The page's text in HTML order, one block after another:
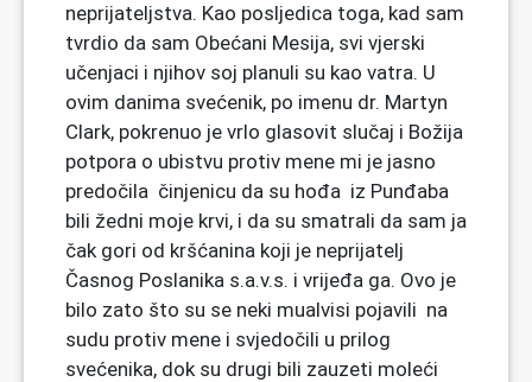
neprijateljstva. Kao posljedica toga, kad sam
tvrdio da sam Obećani Mesija, svi vjerski
učenjaci i njihov soj planuli su kao vatra. U
ovim danima svećenik, po imenu dr. Martyn
Clark, pokrenuo je vrlo glasovit slučaj i Božija
potpora o ubistvu protiv mene mi je jasno
predočila činjenicu da su hođa iz Punđaba
bili žedni moje krvi, i da su smatrali da sam ja
čak gori od kršćanina koji je neprijatelj
Časnog Poslanika s.a.v.s. i vrijeđa ga. Ovo je
bilo zato što su se neki mualvisi pojavili na
sudu protiv mene i svjedočili u prilog
svećenika, dok su drugi bili zauzeti moleći